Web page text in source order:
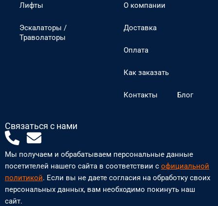
Лифты
Эскалаторы /
Траволаторы
О компании
Доставка
Оплата
Как заказать
Контакты Блог
Связаться с нами
P
h
o
n
e
E
n
v
e
l
Мы получаем и обрабатываем персональные данные
посетителей нашего сайта в соответствии с официальной
политикой. Если вы не даете согласия на обработку своих
персональных данных, вам необходимо покинуть наш
сайт.